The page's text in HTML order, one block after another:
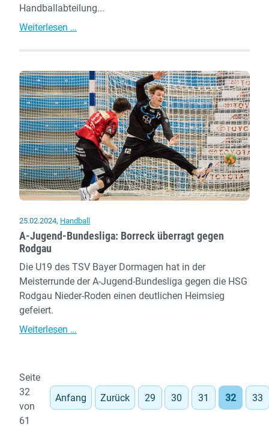
Handballabteilung...
Weiterlesen …
in
Mönchengladbach
-
Jugendteams
erfolgreich
25.02.2024, Handball
A-Jugend-Bundesliga: Borreck überragt gegen
Rodgau
Die U19 des TSV Bayer Dormagen hat in der
Meisterrunde der A-Jugend-Bundesliga gegen die HSG
Rodgau Nieder-Roden einen deutlichen Heimsieg
gefeiert.
Weiterlesen …
überragt
gegen
Seite
32
von
61
Anfang Zurück 29 30 31 32 33